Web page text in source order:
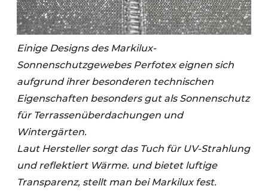
Einige Designs des Markilux-
Sonnenschutzgewebes Perfotex eignen sich
aufgrund ihrer besonderen technischen
Eigenschaften besonders gut als Sonnenschutz
für Terrassenüberdachungen und
Wintergärten.
Laut Hersteller sorgt das Tuch für UV-Strahlung
und reflektiert Wärme. und bietet luftige
Transparenz, stellt man bei Markilux fest.